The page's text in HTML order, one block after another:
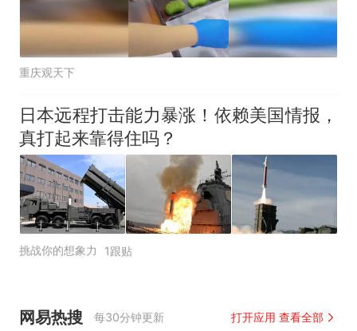
重庆观天下
日本远程打击能力暴涨！依赖美国情报，
真打起来靠得住吗？
挑战你的想象力 1跟贴
网易热搜 每30分钟更新 打开应用 查看全部